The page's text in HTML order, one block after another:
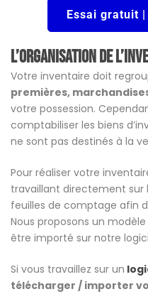
Essai gratuit
L’organisation de
Votre inventaire doit
premières,
votre possession.
comptabiliser les biens
ne sont pas destinés à la
Pour réaliser votre
travaillant directement sur
feuilles de comptage afin
Nous proposons un
être importé sur notre
Si vous travaillez sur un
télécharger / importer